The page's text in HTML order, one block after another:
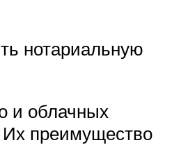
нотариальную
и облачных
Их преимущество